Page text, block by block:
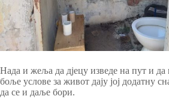
Нада и жеља да дјецу изведе на пут и да
боље услове за живот дају јој додатну
да се и даље бори.